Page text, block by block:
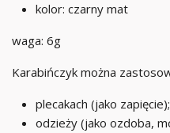
kolor: czarny mat
waga: 6g
Karabińczyk można
plecakach (jako zapięcie);
odzieży (jako ozdoba,